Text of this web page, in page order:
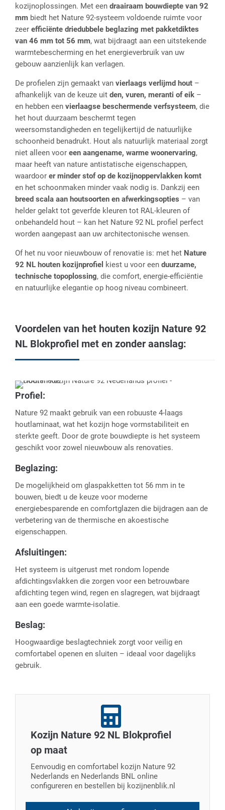
kozijnoplossingen. Met een draairaam bouwdiepte van 92
mm biedt het Nature 92-systeem voldoende ruimte voor
zeer efficiënte driedubbele beglazing met pakketdiktes
van 46 mm tot 56 mm, wat bijdraagt aan een uitstekende
warmtebescherming en het energieverbruik van uw
gebouw aanzienlijk kan verlagen.
De profielen zijn gemaakt van vierlaags verlijmd hout –
afhankelijk van de keuze uit den, vuren, meranti of eik –
en hebben een vierlaagse beschermende verfsysteem, die
het hout duurzaam beschermt tegen
weersomstandigheden en tegelijkertijd de natuurlijke
schoonheid benadrukt. Hout als natuurlijk materiaal zorgt
niet alleen voor een aangename, warme woonervaring,
maar heeft van nature antistatische eigenschappen,
waardoor er minder stof op de kozijnoppervlakken komt
en het schoonmaken minder vaak nodig is. Dankzij een
breed scala aan houtsoorten en afwerkingsopties – van
helder gelakt tot geverfde kleuren tot RAL-kleuren of
onbehandeld hout – kan het Nature 92 NL profiel perfect
worden aangepast aan uw architectonische wensen.
Of het nu voor nieuwbouw of renovatie is: met het Nature
92 NL houten kozijnprofiel kiest u voor een duurzame,
technische topoplossing, die comfort, energie-efficiëntie
en natuurlijke elegantie op hoog niveau combineert.
Voordelen van het houten kozijn Nature 92
NL Blokprofiel met en zonder aanslag:
Profiel:
Nature 92 maakt gebruik van een robuuste 4-laags
houtlaminaat, wat het kozijn hoge vormstabiliteit en
sterkte geeft. Door de grote bouwdiepte is het systeem
geschikt voor zowel nieuwbouw als renovaties.
Beglazing:
De mogelijkheid om glaspakketten tot 56 mm in te
bouwen, biedt u de keuze voor moderne
energiebesparende en comfortglazen die bijdragen aan de
verbetering van de thermische en akoestische
eigenschappen.
Afsluitingen:
Het systeem is uitgerust met rondom lopende
afdichtingsvlakken die zorgen voor een betrouwbare
afdichting tegen wind, regen en slagregen, wat bijdraagt
aan een goede warmte-isolatie.
Beslag:
Hoogwaardige beslagtechniek zorgt voor veilig en
comfortabel openen en sluiten – ideaal voor dagelijks
gebruik.
Kozijn Nature 92 NL Blokprofiel
op maat
Eenvoudig en comfortabel kozijn Nature 92
Nederlands en Nederlands BNL online
configureren en bestellen bij kozijnenblik.nl